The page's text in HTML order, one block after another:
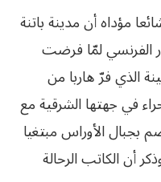
مؤداه أن مدينة باتنة
الفرنسي لمّا فرضت
الذي فرّ هاربا من
في جهتها الشرقية مع
بجبال الأوراس مبتغيا
أن الكاتب الرحالة